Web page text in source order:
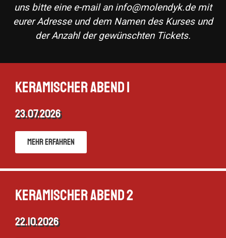
uns bitte eine e-mail an info@molendyk.demit
eurer Adresse und dem Namen des Kurses und
der Anzahl der gewünschten Tickets.
Keramischer Abend 1
23.07.2026
Mehr erfahren
Keramischer Abend 2
22.10.2026